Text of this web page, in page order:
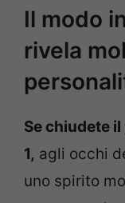
Il modo
rivela
Se chiudete
1, agli occhi
uno spirito